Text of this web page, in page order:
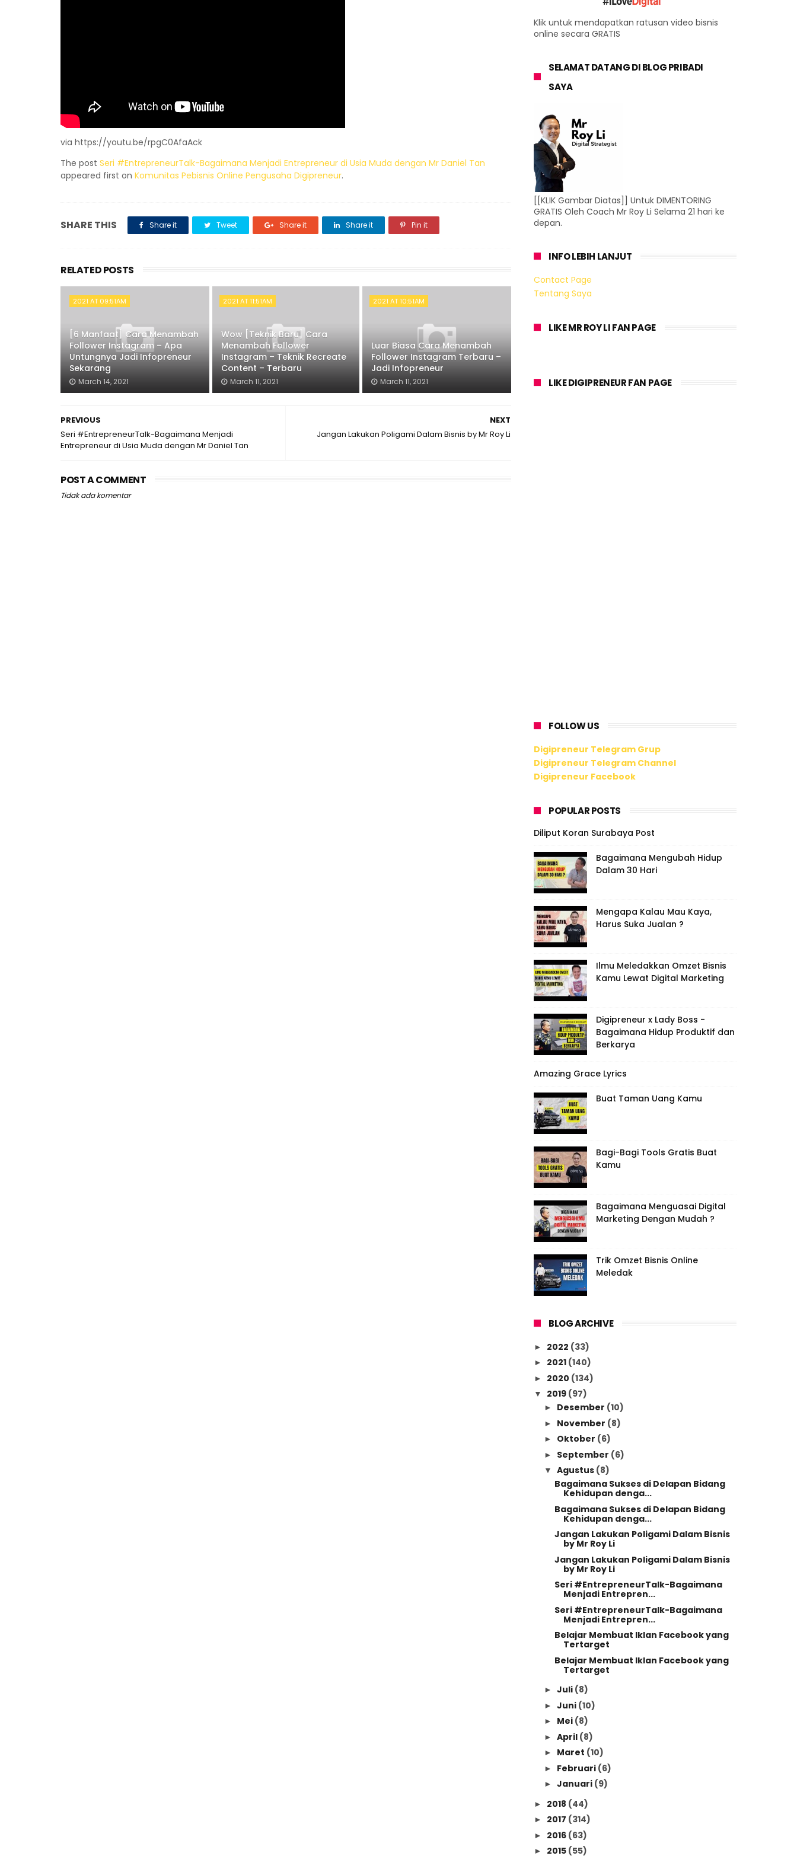
via https://youtu.be/rpgC0AfaAck
The post Seri #EntrepreneurTalk-Bagaimana Menjadi Entrepreneur di Usia Muda dengan Mr Daniel Tan
appeared first on Komunitas Pebisnis Online Pengusaha Digipreneur.
SHARE THIS Share it Tweet Share it Share it Pin it
RELATED POSTS
2021 AT 09:51AM
[6 Manfaat] Cara Menambah
Follower Instagram – Apa
Untungnya Jadi Infopreneur
Sekarang
March 14, 2021
2021 AT 11:51AM
Wow [Teknik Baru] Cara
Menambah Follower
Instagram – Teknik Recreate
Content – Terbaru
March 11, 2021
2021 AT 10:51AM
Luar Biasa Cara Menambah
Follower Instagram Terbaru –
Jadi Infopreneur
March 11, 2021
NEXT
Jangan Lakukan Poligami Dalam Bisnis by Mr Roy Li
PREVIOUS
Seri #EntrepreneurTalk-Bagaimana Menjadi
Entrepreneur di Usia Muda dengan Mr Daniel Tan
POST A COMMENT
Tidak ada komentar
Klik untuk mendapatkan ratusan video bisnis
online secara GRATIS
SELAMAT DATANG DI BLOG PRIBADI
SAYA
[[KLIK Gambar Diatas]] Untuk DIMENTORING
GRATIS Oleh Coach Mr Roy Li Selama 21 hari ke
depan.
INFO LEBIH LANJUT
Contact Page
Tentang Saya
LIKE MR ROY LI FAN PAGE
LIKE DIGIPRENEUR FAN PAGE
FOLLOW US
Digipreneur Telegram Grup
Digipreneur Telegram Channel
Digipreneur Facebook
POPULAR POSTS
Diliput Koran Surabaya Post
Bagaimana Mengubah Hidup
Dalam 30 Hari
Mengapa Kalau Mau Kaya,
Harus Suka Jualan ?
Ilmu Meledakkan Omzet Bisnis
Kamu Lewat Digital Marketing
Digipreneur x Lady Boss -
Bagaimana Hidup Produktif dan
Berkarya
Amazing Grace Lyrics
Buat Taman Uang Kamu
Bagi-Bagi Tools Gratis Buat
Kamu
Bagaimana Menguasai Digital
Marketing Dengan Mudah ?
Trik Omzet Bisnis Online
Meledak
BLOG ARCHIVE
► 2022 (33)
► 2021 (140)
► 2020 (134)
▼ 2019 (97)
► Desember (10)
► November (8)
► Oktober (6)
► September (6)
▼ Agustus (8)
Bagaimana Sukses di Delapan Bidang
Kehidupan denga...
Bagaimana Sukses di Delapan Bidang
Kehidupan denga...
Jangan Lakukan Poligami Dalam Bisnis
by Mr Roy Li
Jangan Lakukan Poligami Dalam Bisnis
by Mr Roy Li
Seri #EntrepreneurTalk-Bagaimana
Menjadi Entrepren...
Seri #EntrepreneurTalk-Bagaimana
Menjadi Entrepren...
Belajar Membuat Iklan Facebook yang
Tertarget
Belajar Membuat Iklan Facebook yang
Tertarget
► Juli (8)
► Juni (10)
► Mei (8)
► April (8)
► Maret (10)
► Februari (6)
► Januari (9)
► 2018 (44)
► 2017 (314)
► 2016 (63)
► 2015 (55)